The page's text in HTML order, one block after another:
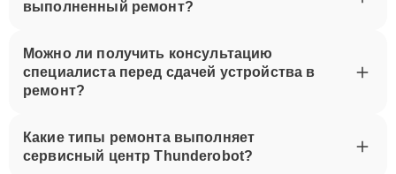
выполненный ремонт?
Можно ли получить консультацию
специалиста перед сдачей устройства в
ремонт?
Какие типы ремонта выполняет
сервисный центр Thunderobot?